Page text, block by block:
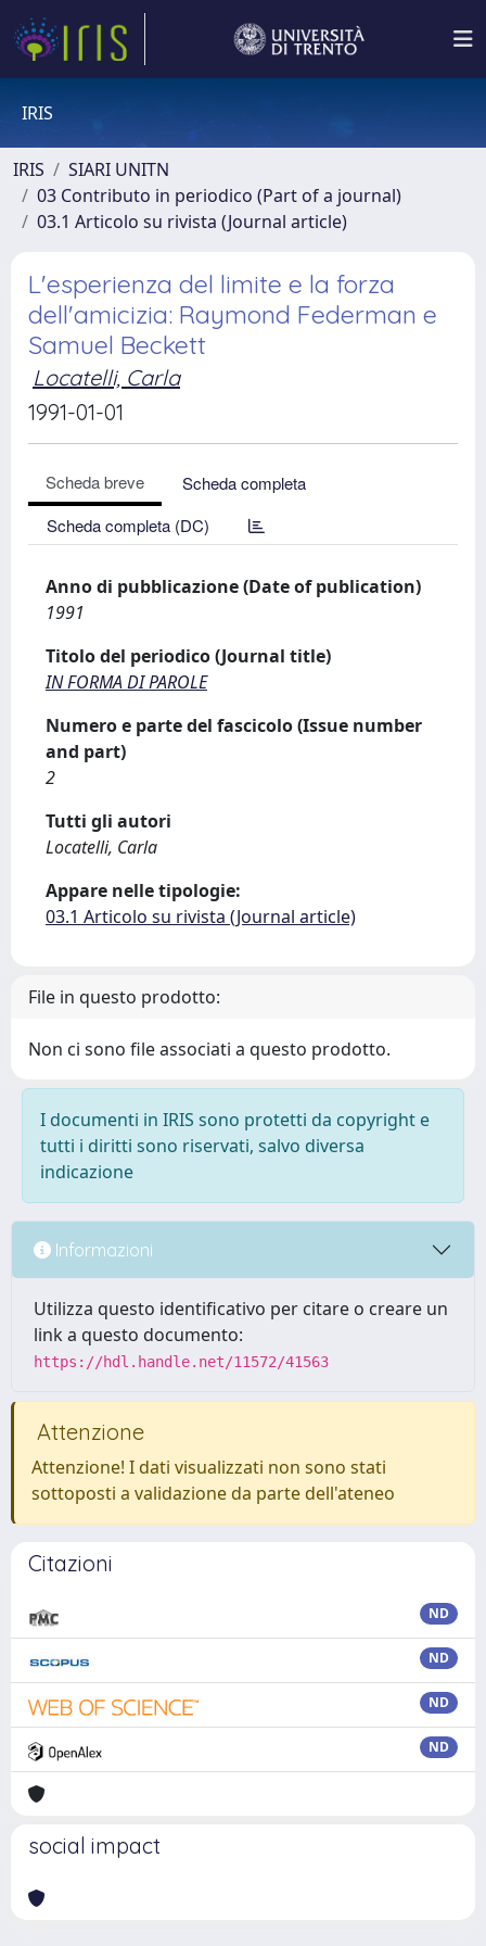
IRIS
IRIS
SIARI UNITN
03 Contributo in periodico (Part of a journal)
03.1 Articolo su rivista (Journal article)
L'esperienza del limite e la forza
dell'amicizia: Raymond Federman e
Samuel Beckett
Locatelli, Carla
1991-01-01
Scheda breve
Scheda completa
Scheda completa (DC)
Anno di pubblicazione (Date of publication)
1991
Titolo del periodico (Journal title)
IN FORMA DI PAROLE
Numero e parte del fascicolo (Issue number
and part)
2
Tutti gli autori
Locatelli, Carla
Appare nelle tipologie:
03.1 Articolo su rivista (Journal article)
File in questo prodotto:
Non ci sono file associati a questo prodotto.
I documenti in IRIS sono protetti da copyright e
tutti i diritti sono riservati, salvo diversa
indicazione
Informazioni
Utilizza questo identificativo per citare o creare un
link a questo documento:
https://hdl.handle.net/11572/41563
Attenzione
Attenzione! I dati visualizzati non sono stati
sottoposti a validazione da parte dell'ateneo
Citazioni
ND
ND
ND
ND
social impact